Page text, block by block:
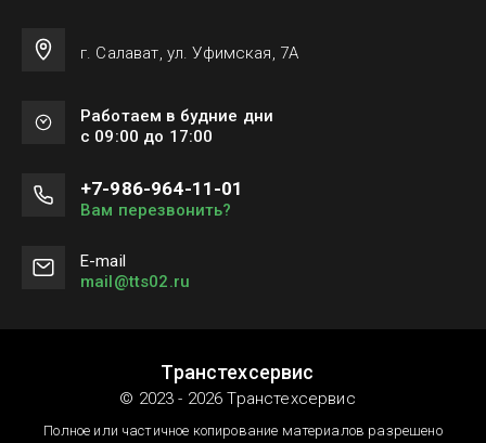
г. Салават, ул. Уфимская, 7А
Работаем в будние дни
с 09:00 до 17:00
+7-986-964-11-01
Вам перезвонить?
Е-mail
mail@tts02.ru
Транстехсервис
© 2023 - 2026 Транстехсервис
Полное или частичное копирование материалов разрешено